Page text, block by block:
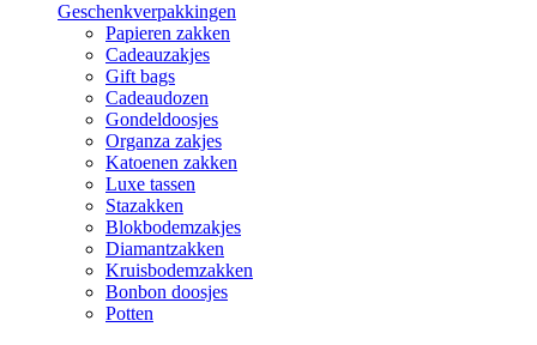
Geschenkverpakkingen
Papieren zakken
Cadeauzakjes
Gift bags
Cadeaudozen
Gondeldoosjes
Organza zakjes
Katoenen zakken
Luxe tassen
Stazakken
Blokbodemzakjes
Diamantzakken
Kruisbodemzakken
Bonbon doosjes
Potten